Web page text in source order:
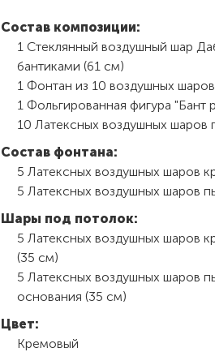
Состав композиции:
1 Стеклянный воздушный шар
бантиками (61 см)
1 Фонтан из 10 воздушных
1 Фольгированная фигура "Бант
10 Латексных воздушных шаров
Состав фонтана:
5 Латексных воздушных шаров
5 Латексных воздушных шаров
Шары под потолок:
5 Латексных воздушных шаров
(35 см)
5 Латексных воздушных шаров
основания (35 см)
Цвет:
Кремовый